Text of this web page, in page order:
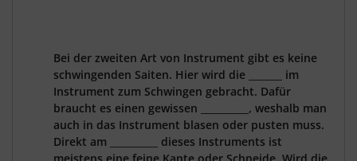
Bei der zweiten Art von Instrument gibt es keine
schwingenden Saiten. Hier wird die _______ im
Instrument zum Schwingen gebracht. Dafür
braucht es einen gewissen __________, weshalb man
auch in das Instrument blasen oder pusten muss.
Direkt am __________ dieses Instruments ist